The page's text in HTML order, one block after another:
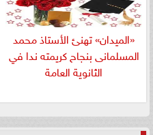
«الميدان» تهنئ الأستاذ محمد
المسلمانى بنجاح كريمته ندا في
الثانوية العامة